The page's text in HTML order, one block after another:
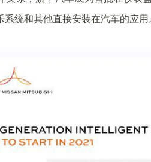
统和其他直接安装在汽车的应用